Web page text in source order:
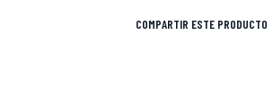
COMPARTIR ESTE PRODUCTO